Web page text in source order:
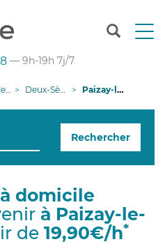
T
n
g
i
— 9h-19h 7j/7
Deux-Sèvres Paizay-le-Chapt
Rechercher
domicile
à Paizay-le-
de 19,90€/h*